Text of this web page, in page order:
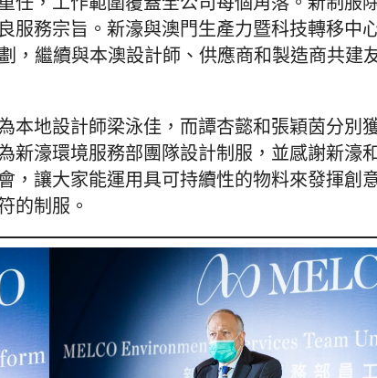
務宗旨。新濠與澳門生產力暨科技轉移中
，繼續與本澳設計師、供應商和製造商共建
地設計師梁泳佳，而譚杏懿和張穎茵分別
新濠環境服務部團隊設計制服，並感謝新濠
，讓大家能運用具可持續性的物料來發揮創
的制服。